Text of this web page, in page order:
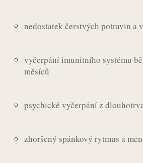
nedostatek čerstvých potravin a
vyčerpání imunitního systému
měsíců
psychické vyčerpání z
zhoršený spánkový rytmus a